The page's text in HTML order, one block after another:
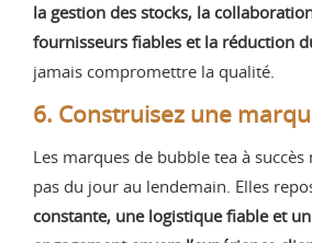
la gestion des stocks, la
fournisseurs fiables et la réduction
jamais compromettre la qualité.
6. Construisez une
Les marques de bubble tea à
pas du jour au lendemain. Elles
constante, une logistique fiable et